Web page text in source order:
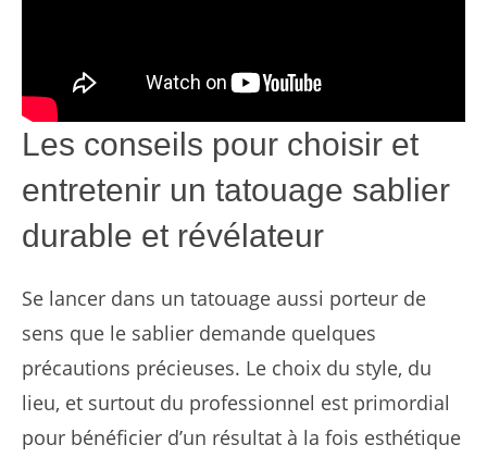
Les conseils pour choisir et
entretenir un tatouage sablier
durable et révélateur
Se lancer dans un tatouage aussi porteur de
sens que le sablier demande quelques
précautions précieuses. Le choix du style, du
lieu, et surtout du professionnel est primordial
pour bénéficier d’un résultat à la fois esthétique